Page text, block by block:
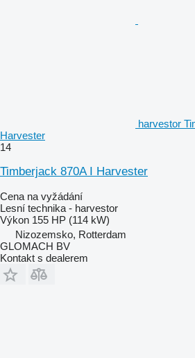
harvestor
Harvester
14
Timberjack 870A I Harvester
Cena na vyžádání
Lesní technika - harvestor
Výkon 155 HP (114 kW)
Nizozemsko, Rotterdam
GLOMACH BV
Kontakt s dealerem